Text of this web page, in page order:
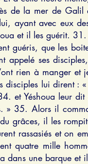
de la mer de
ayant avec eux
et il les guérit.
guéris, que les
appelé ses
rien à manger
lui dirent :
et Yéshoua leur
» 35. Alors il
grâces, il les
rassasiés et on
quatre mille
dans une barque